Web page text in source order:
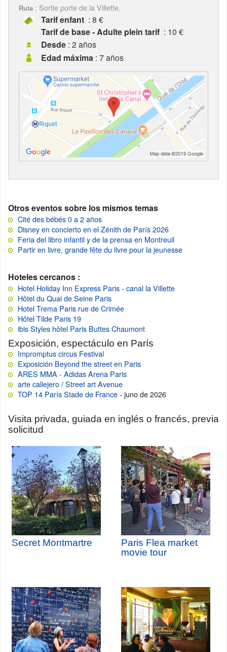
Ruta : Sortie porte de la Villette.
Tarif enfant : 8 €
Tarif de base - Adulte plein tarif : 10 €
Desde : 2 años
Edad máxima : 7 años
Otros eventos sobre los mismos temas
Cité des bébés 0 a 2 años
Disney en concierto en el Zénith de París 2026
Feria del libro infantil y de la prensa en Montreuil
Partir en livre, grande fête du livre pour la jeunesse
Hoteles cercanos :
Hotel Holiday Inn Express Paris - canal la Villette
Hôtel du Quai de Seine Paris
Hotel Trema Paris rue de Crimée
Hôtel Tilde Paris 19
ibis Styles hôtel Paris Buttes Chaumont
Exposición, espectáculo en París
Impromptus circus Festival
Exposición Beyond the street en Paris
ARES MMA - Adidas Arena Paris
arte callejero / Street art Avenue
TOP 14 París Stade de France- juno de 2026
Visita privada, guiada en inglés o francés, previa
solicitud
Secret Montmartre
Paris Flea market
movie tour